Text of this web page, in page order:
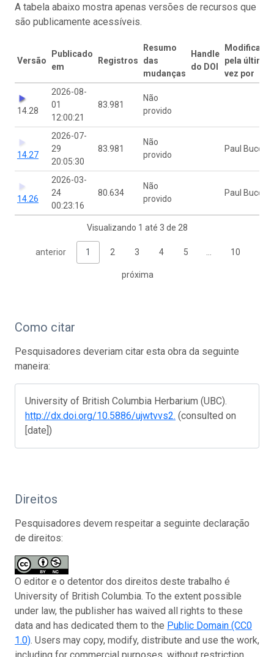
A tabela abaixo mostra apenas versões de recursos que
são publicamente acessíveis.
Versão
Publicado
em
Registros
Resumo
das
mudanças
Handle
do DOI
Modificado
pela última
vez por
14.28
2026-08-
01
12:00:21
83.981
Não
provido
14.27
2026-07-
29
20:05:30
83.981
Não
provido
Paul Bucci
14.26
2026-03-
24
00:23:16
80.634
Não
provido
Paul Bucci
Visualizando 1 até 3 de 28
anterior 1 2 3 4 5 10
próxima
Como citar
Pesquisadores deveriam citar esta obra da seguinte
maneira:
University of British Columbia Herbarium (UBC).
http://dx.doi.org/10.5886/ujwtvvs2. (consulted on
[date])
Direitos
Pesquisadores devem respeitar a seguinte declaração
de direitos:
O editor e o detentor dos direitos deste trabalho é
University of British Columbia. To the extent possible
under law, the publisher has waived all rights to these
data and has dedicated them to the Public Domain (CC0
1.0). Users may copy, modify, distribute and use the work,